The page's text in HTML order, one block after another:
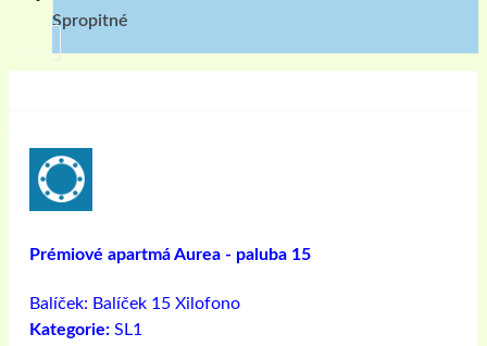
Spropitné
Prémiové apartmá Aurea - paluba 15
Balíček: Balíček 15 Xilofono
Kategorie: SL1